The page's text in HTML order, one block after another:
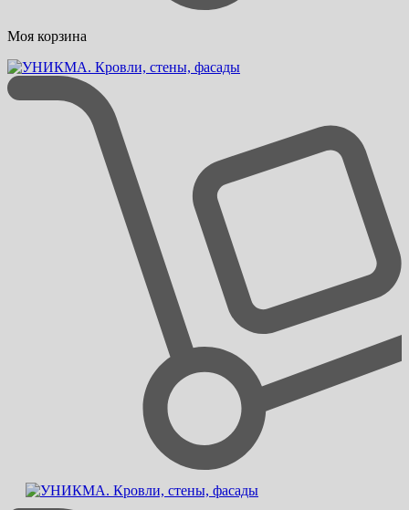
Моя корзина